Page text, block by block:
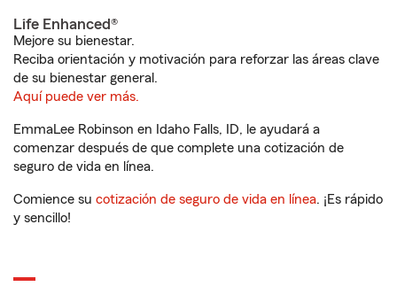
Life Enhanced®
Mejore su bienestar.
Reciba orientación y motivación para reforzar las áreas clave
de su bienestar general.
Aquí puede ver más.
EmmaLee Robinson en Idaho Falls, ID, le ayudará a
comenzar después de que complete una cotización de
seguro de vida en línea.
Comience su cotización de seguro de vida en línea. ¡Es rápido
y sencillo!